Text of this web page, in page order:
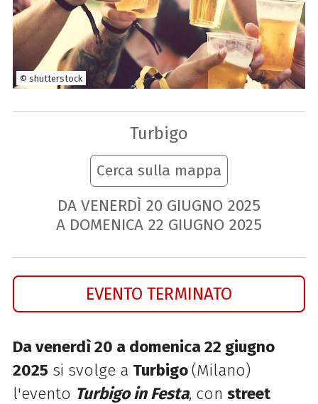
© shutterstock
Turbigo
Cerca sulla mappa
DA VENERDÌ 20 GIUGNO 2025
A DOMENICA 22 GIUGNO 2025
EVENTO TERMINATO
Da venerdì 20 a domenica 22 giugno
2025 si svolge a Turbigo(Milano)
l'evento Turbigo in Festa, con street